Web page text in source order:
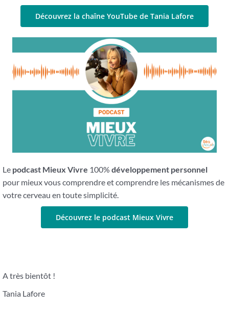
Découvrez la chaîne YouTube de Tania Lafore
Le podcast Mieux Vivre 100% développement personnel
pour mieux vous comprendre et comprendre les mécanismes de
votre cerveau en toute simplicité.
Découvrez le podcast Mieux Vivre
A très bientôt !
Tania Lafore